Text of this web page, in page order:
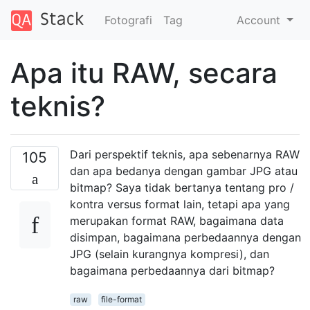
Fotografi Tag Account
Apa itu RAW, secara
teknis?
105
Dari perspektif teknis, apa sebenarnya RAW
dan apa bedanya dengan gambar JPG atau
bitmap? Saya tidak bertanya tentang pro /
kontra versus format lain, tetapi apa yang
merupakan format RAW, bagaimana data
disimpan, bagaimana perbedaannya dengan
JPG (selain kurangnya kompresi), dan
bagaimana perbedaannya dari bitmap?
raw
file-format